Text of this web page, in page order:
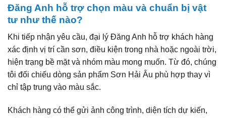
Đăng Anh hỗ trợ chọn màu và chuẩn bị vật
tư như thế nào?
Khi tiếp nhận yêu cầu, đại lý Đăng Anh hỗ trợ khách hàng
xác định vị trí cần sơn, điều kiện trong nhà hoặc ngoài trời,
hiện trạng bề mặt và nhóm màu mong muốn. Từ đó, chúng
tôi đối chiếu dòng sản phẩm Sơn Hải Âu phù hợp thay vì
chỉ tập trung vào màu sắc.
Khách hàng có thể gửi ảnh công trình, diện tích dự kiến,